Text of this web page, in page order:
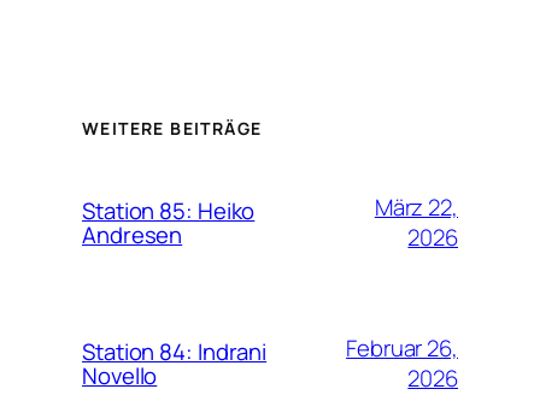
WEITERE BEITRÄGE
Station 85: Heiko
Andresen
März 22,
2026
Station 84: Indrani
Novello
Februar 26,
2026